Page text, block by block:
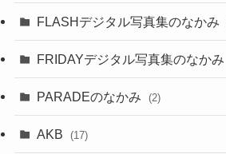
FLASHデジタル写真集のなかみ
FRIDAYデジタル写真集のなかみ
PARADEのなかみ (2)
AKB (17)